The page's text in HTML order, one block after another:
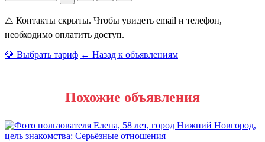
⚠️ Контакты скрыты. Чтобы увидеть email и телефон,
необходимо оплатить доступ.
💎 Выбрать тариф ← Назад к объявлениям
Похожие объявления